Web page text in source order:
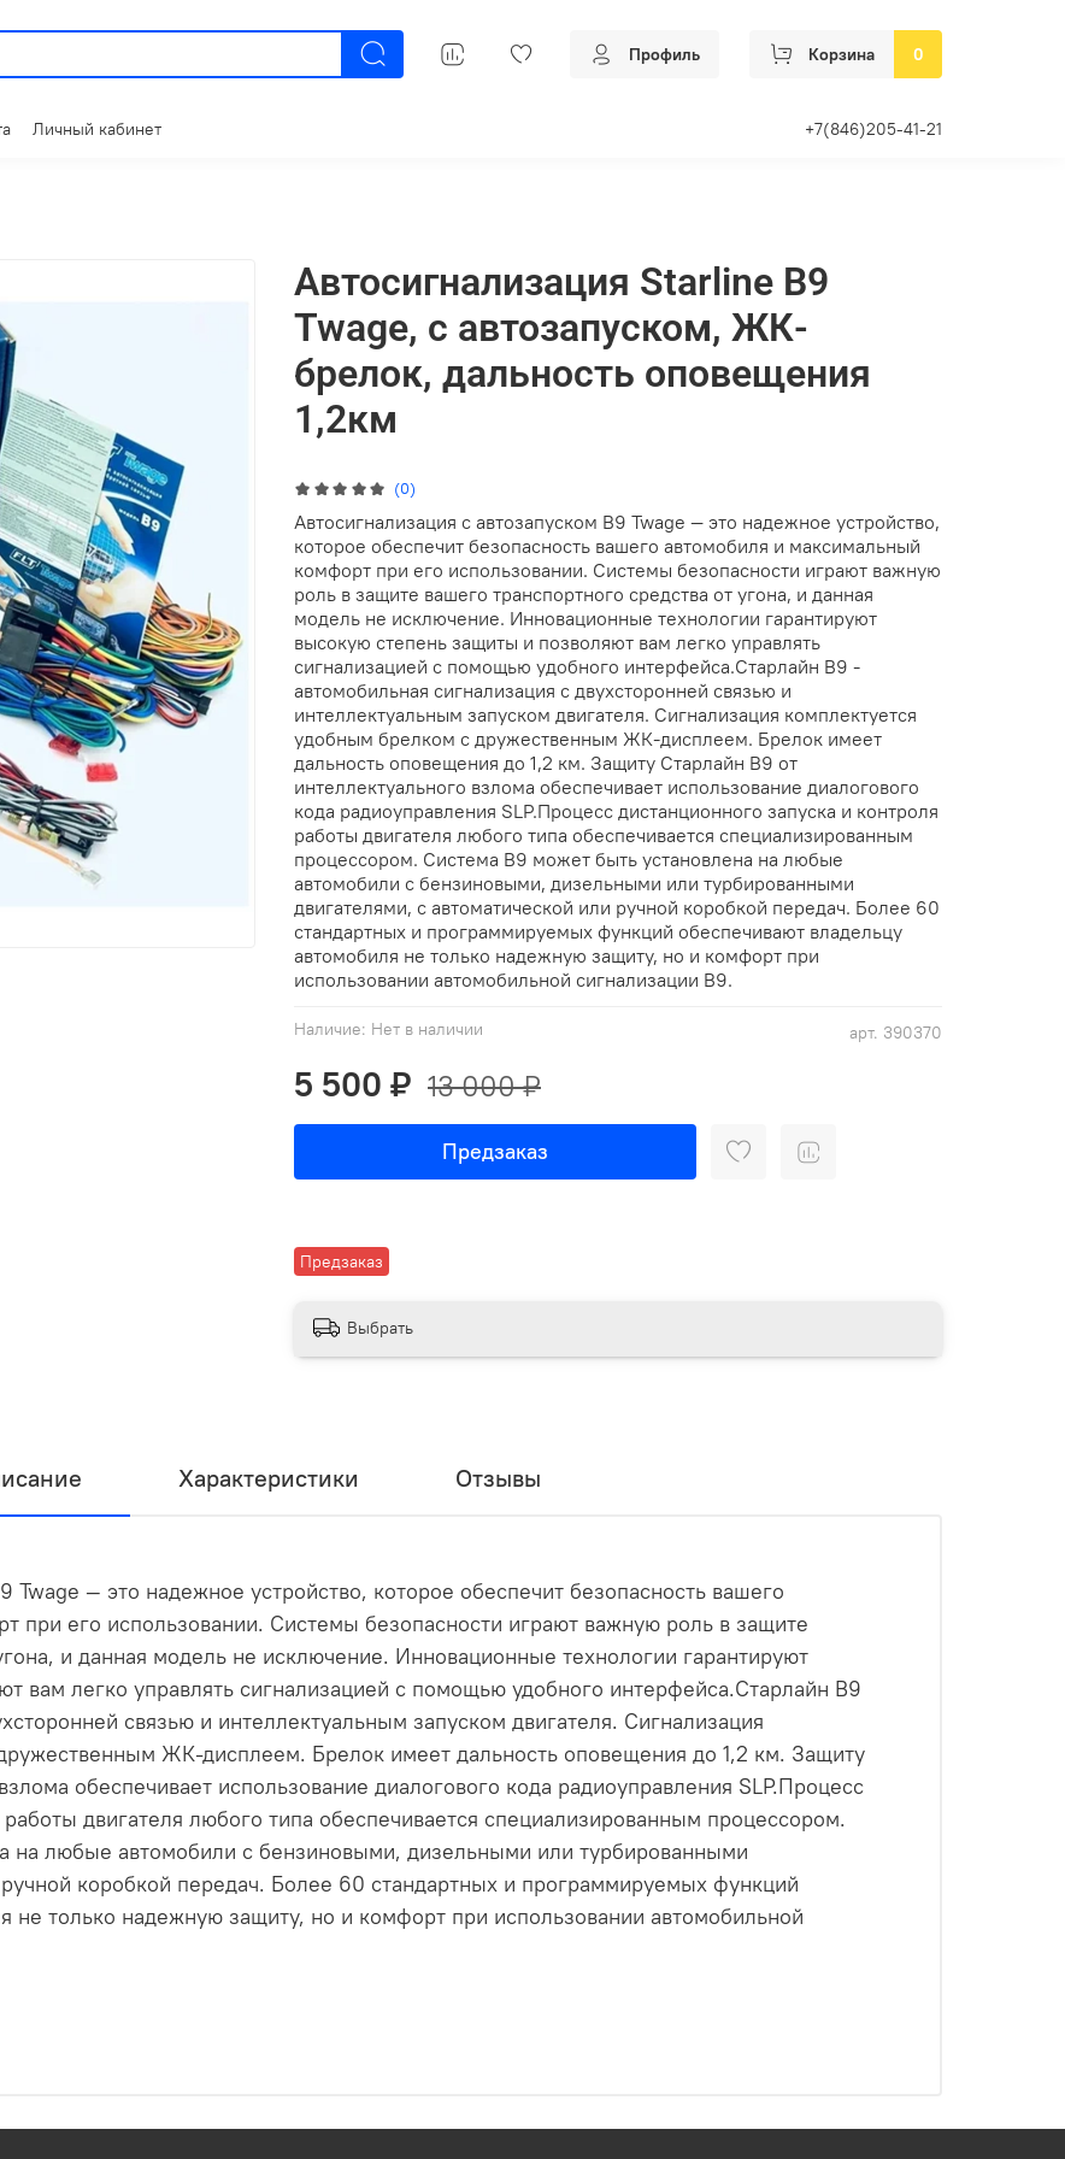
Профиль Корзина 0
Личный кабинет +7(846)205-41-21
(0)
арт. 390370
Наличие: Нет в наличии
Предзаказ
Автосигнализация Starline B9
Twage, с автозапуском, ЖК-
брелок, дальность оповещения
1,2км
5 500 ₽ 13 000 ₽
Предзаказ
Автосигнализация с автозапуском B9 Twage — это надежное устройство,
которое обеспечит безопасность вашего автомобиля и максимальный
комфорт при его использовании. Системы безопасности играют важную
роль в защите вашего транспортного средства от угона, и данная
модель не исключение. Инновационные технологии гарантируют
высокую степень защиты и позволяют вам легко управлять
сигнализацией с помощью удобного интерфейса.Старлайн B9 -
автомобильная сигнализация с двухсторонней связью и
интеллектуальным запуском двигателя. Сигнализация комплектуется
удобным брелком с дружественным ЖК-дисплеем. Брелок имеет
дальность оповещения до 1,2 км. Защиту Старлайн В9 от
интеллектуального взлома обеспечивает использование диалогового
кода радиоуправления SLP.Процесс дистанционного запуска и контроля
работы двигателя любого типа обеспечивается специализированным
процессором. Система В9 может быть установлена на любые
автомобили с бензиновыми, дизельными или турбированными
двигателями, с автоматической или ручной коробкой передач. Более 60
стандартных и программируемых функций обеспечивают владельцу
автомобиля не только надежную защиту, но и комфорт при
использовании автомобильной сигнализации В9.
Выбрать
Характеристики Отзывы
Twage — это надежное устройство, которое обеспечит безопасность вашего
при его использовании. Системы безопасности играют важную роль в защите
и данная модель не исключение. Инновационные технологии гарантируют
вам легко управлять сигнализацией с помощью удобного интерфейса.Старлайн B9
связью и интеллектуальным запуском двигателя. Сигнализация
ЖК-дисплеем. Брелок имеет дальность оповещения до 1,2 км. Защиту
обеспечивает использование диалогового кода радиоуправления SLP.Процесс
двигателя любого типа обеспечивается специализированным процессором.
на любые автомобили с бензиновыми, дизельными или турбированными
коробкой передач. Более 60 стандартных и программируемых функций
не только надежную защиту, но и комфорт при использовании автомобильной